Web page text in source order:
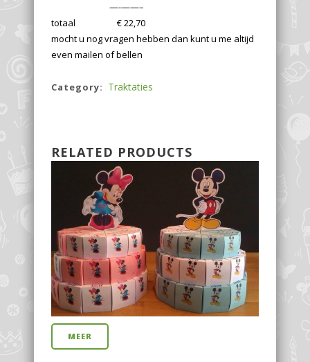
—-——–
totaal € 22,70
mocht u nog vragen hebben dan kunt u me altijd
even mailen of bellen
Category: Traktaties
RELATED PRODUCTS
MEER